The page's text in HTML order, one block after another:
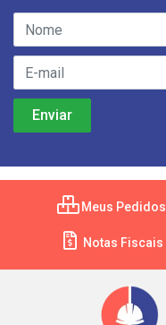
Meus Pedidos
Notas Fiscais